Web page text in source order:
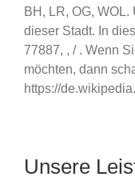
BH, LR, OG,
dieser Stadt. In
77887, , / . Wenn
möchten, dann
https://
Unsere